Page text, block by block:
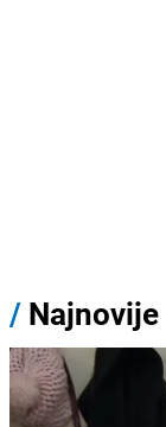
/ Najnovije